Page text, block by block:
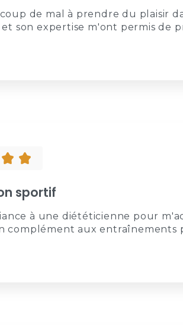
de mal à prendre du plaisir
et son expertise m'ont permis de
sportif
à une diététicienne pour
complément aux entraînements